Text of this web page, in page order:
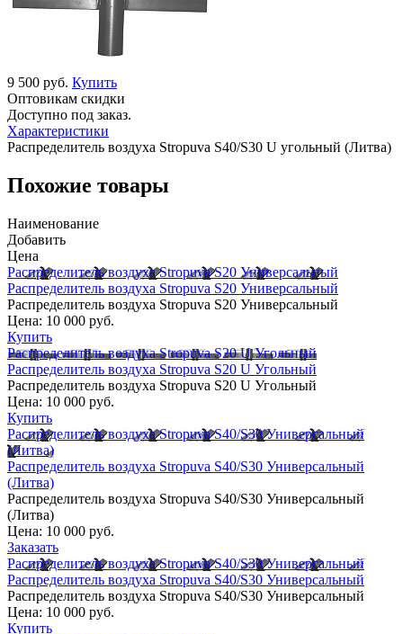
9 500 руб. Купить
Оптовикам скидки
Доступно под заказ.
Характеристики
Распределитель воздуха Stropuva S40/S30 U угольный (Литва)
Похожие товары
Наименование
Добавить
Цена
Распределитель воздуха Stropuva S20 Универсальный
Распределитель воздуха Stropuva S20 Универсальный
Распределитель воздуха Stropuva S20 Универсальный
Цена: 10 000 руб.
Купить
Распределитель воздуха Stropuva S20 U Угольный
Распределитель воздуха Stropuva S20 U Угольный
Распределитель воздуха Stropuva S20 U Угольный
Цена: 10 000 руб.
Купить
Распределитель воздуха Stropuva S40/S30 Универсальный
(Литва)
Распределитель воздуха Stropuva S40/S30 Универсальный
(Литва)
Распределитель воздуха Stropuva S40/S30 Универсальный
(Литва)
Цена: 10 000 руб.
Заказать
Распределитель воздуха Stropuva S40/S30 Универсальный
Распределитель воздуха Stropuva S40/S30 Универсальный
Распределитель воздуха Stropuva S40/S30 Универсальный
Цена: 10 000 руб.
Купить